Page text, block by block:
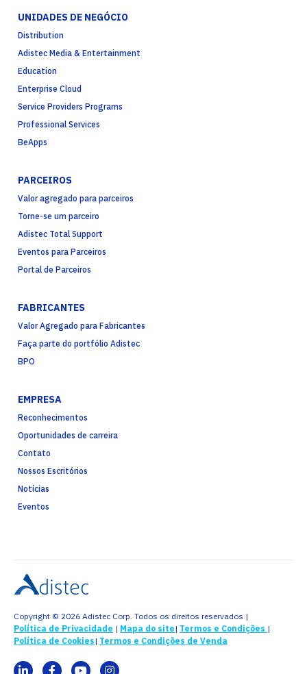
UNIDADES DE NEGÓCIO
Distribution
Adistec Media & Entertainment
Education
Enterprise Cloud
Service Providers Programs
Professional Services
BeApps
PARCEIROS
Valor agregado para parceiros
Torne-se um parceiro
Adistec Total Support
Eventos para Parceiros
Portal de Parceiros
FABRICANTES
Valor Agregado para Fabricantes
Faça parte do portfólio Adistec
BPO
EMPRESA
Reconhecimentos
Oportunidades de carreira
Contato
Nossos Escritórios
Notícias
Eventos
Copyright © 2026 Adistec Corp. Todos os direitos reservados |
Política de Privacidade | Mapa do site| Termos e Condições |
Política de Cookies| Termos e Condições de Venda